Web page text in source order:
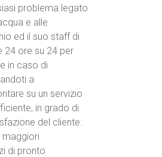
problema legato
e alle
ed il suo staff di
24 ore su 24 per
in caso di
a
su un servizio
in grado di
del cliente.
maggiori
di pronto